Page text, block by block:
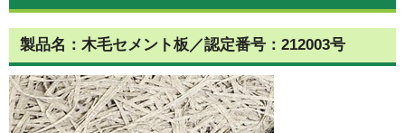
製品名：木毛セメント板／認定番号：212003号